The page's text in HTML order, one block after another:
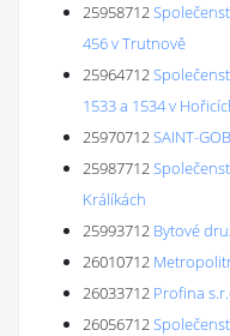
25958712
456 v Trutnově
25964712
1533 a 1534 v
25970712SAINT-
25987712
Králíkách
25993712 Bytové
26010712
26033712 Profina
26056712